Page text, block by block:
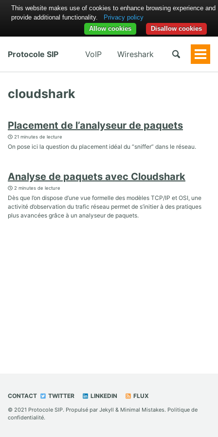
Protocole SIP VoIP Wireshark
cloudshark
Placement de l’analyseur de paquets
21 minutes de lecture
On pose ici la question du placement idéal du “sniffer” dans le réseau.
Analyse de paquets avec Cloudshark
2 minutes de lecture
Dès que l’on dispose d’une vue formelle des modèles TCP/IP et OSI, une
activité d’observation du trafic réseau permet de s’initier à des pratiques
plus avancées grâce à un analyseur de paquets.
CONTACT TWITTER LINKEDIN FLUX
© 2021 Protocole SIP. Propulsé par Jekyll & Minimal Mistakes. Politique de
confidentialité.
This website makes use of cookies to enhance browsing experience and
provide additional functionality.
Privacy policy
Disallow cookies
Allow cookies